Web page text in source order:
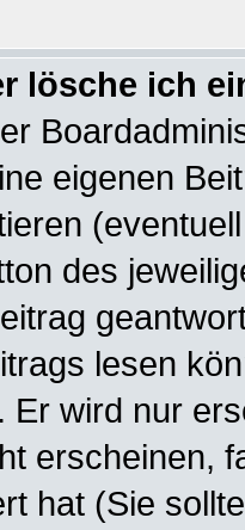
lösche ich
eigenen
des
lesen
Er wird nur
erscheinen,
hat (Sie